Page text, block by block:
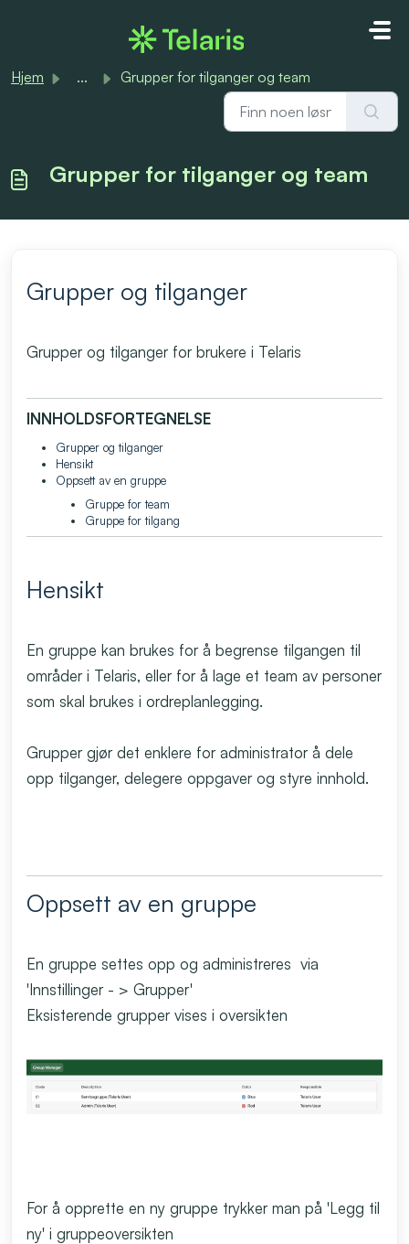
Hjem ... Grupper for tilganger og team
Grupper for tilganger og team
Grupper og tilganger
Grupper og tilganger for brukere i Telaris
INNHOLDSFORTEGNELSE
Grupper og tilganger
Hensikt
Oppsett av en gruppe
Gruppe for team
Gruppe for tilgang
Hensikt
En gruppe kan brukes for å begrense tilgangen til
områder i Telaris, eller for å lage et team av personer
som skal brukes i ordreplanlegging.
Grupper gjør det enklere for administrator å dele
opp tilganger, delegere oppgaver og styre innhold.
Oppsett av en gruppe
En gruppe settes opp og administreres via
'Innstillinger - > Grupper'
Eksisterende grupper vises i oversikten
For å opprette en ny gruppe trykker man på 'Legg til
ny' i gruppeoversikten